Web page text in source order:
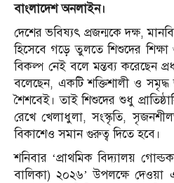
বাংলাদেশ অনলাইন।
দেশের ভবিষ্যৎ প্রজন্মকে দক্ষ,
হিসেবে গড়ে তুলতে শিশুদের শিক্ষা
বিকল্প নেই বলে মন্তব্য করেছেন
বলেছেন, একটি শক্তিশালী ও সমৃদ্ধ
শৈশবেই। তাই শিশুদের শুধু
রেখে খেলাধুলা, সংস্কৃতি,
বিকাশেও সমান গুরুত্ব দিতে হবে।
শনিবার ‘প্রাথমিক বিদ্যালয়
বালিকা) ২০২৬’ উপলক্ষে দেওয়া